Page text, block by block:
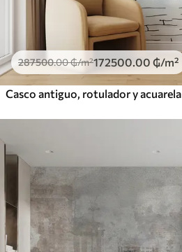
287500.00₲/m²172500.00 ₲/m²
Casco antiguo, rotulador y acuarela